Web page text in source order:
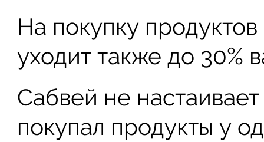
На покупку
уходит также до 30%
Сабвей не
покупал продукты у